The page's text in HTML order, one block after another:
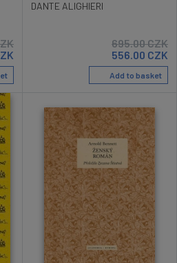
DANTE ALIGHIERI
695.00CZK
556.00 CZK
Add to basket